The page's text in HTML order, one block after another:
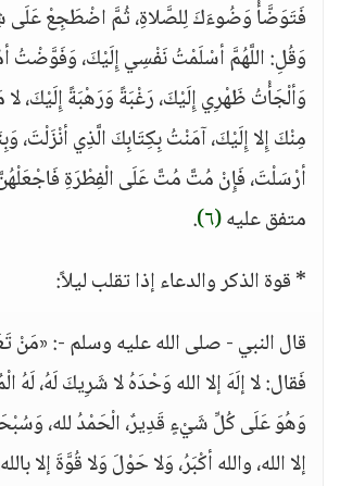
فَتَوَضَّأْ وَضُوءَكَ لِلصَّلاةِ، ثُمَّ اضْطَجِعْ عَلَى
وَقُلِ: اللَّهُمَّ أسْلَمْتُ نَفْسِي إِلَيْكَ، وَفَوَّضْتُ
وَألْجَأْتُ ظَهْرِي إِلَيْكَ، رَغْبَةً وَرَهْبَةً إِلَيْكَ،
مِنْكَ إِلا إِلَيْكَ، آمَنْتُ بِكِتَابِكَ الَّذِي أنْزَلْتَ،
أرْسَلْتَ، فَإِنْ مُتَّ مُتَّ عَلَى الْفِطْرَةِ
متفق عليه(٦) .
* قوة الذكر والدعاء إذا تقلب ليلاً:
قال النبي - صلى الله عليه وسلم -: «مَنْ
فَقال: لا إلَهَ إلا الله وَحْدَهُ لا شَرِيكَ لَهُ، لَهُ
وَهُوَ عَلَى كُلِّ شَيْءٍ قَدِيرٌ، الْحَمْدُ لله،
إلا الله، والله أكْبَرُ، وَلا حَوْلَ وَلا قُوَّةَ إلا